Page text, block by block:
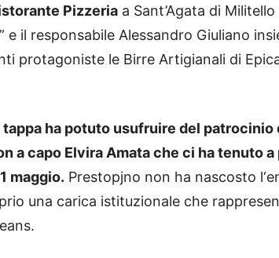
Pizzeria a Sant’Agata di
e il responsabile Alessandro Giuliano
protagoniste le Birre Artigianali di
ha potuto usufruire del patrocinio
a capo Elvira Amata che ci ha tenuto
maggio. Prestopjno non ha nascosto
una carica istituzionale che